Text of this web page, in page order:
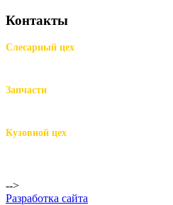
Контакты
Слесарный цех
Запчасти
Кузовной цех
-->
Разработка сайта